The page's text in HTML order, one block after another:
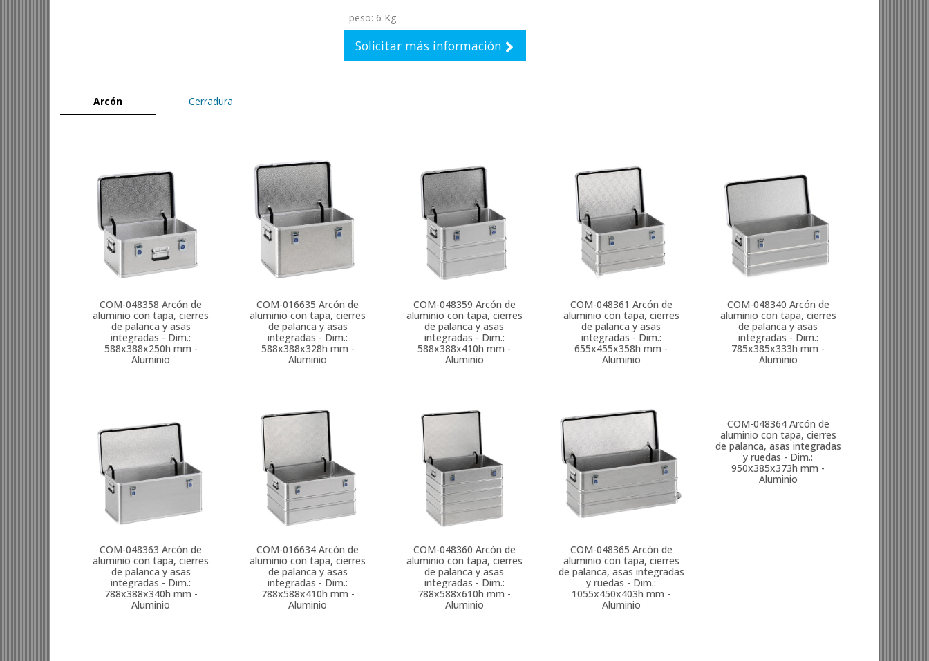
peso: 6 Kg
Solicitar más información
Arcón Cerradura
COM-048358 Arcón de
aluminio con tapa, cierres
de palanca y asas
integradas - Dim.:
588x388x250h mm -
Aluminio
COM-016635 Arcón de
aluminio con tapa, cierres
de palanca y asas
integradas - Dim.:
588x388x328h mm -
Aluminio
COM-048359 Arcón de
aluminio con tapa, cierres
de palanca y asas
integradas - Dim.:
588x388x410h mm -
Aluminio
COM-048361 Arcón de
aluminio con tapa, cierres
de palanca y asas
integradas - Dim.:
655x455x358h mm -
Aluminio
COM-048340 Arcón de
aluminio con tapa, cierres
de palanca y asas
integradas - Dim.:
785x385x333h mm -
Aluminio
COM-048363 Arcón de
aluminio con tapa, cierres
de palanca y asas
integradas - Dim.:
788x388x340h mm -
Aluminio
COM-016634 Arcón de
aluminio con tapa, cierres
de palanca y asas
integradas - Dim.:
788x588x410h mm -
Aluminio
COM-048360 Arcón de
aluminio con tapa, cierres
de palanca y asas
integradas - Dim.:
788x588x610h mm -
Aluminio
COM-048365 Arcón de
aluminio con tapa, cierres
de palanca, asas integradas
y ruedas - Dim.:
1055x450x403h mm -
Aluminio